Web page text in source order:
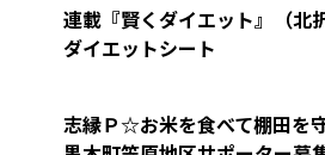
連載『賢くダイエット』（北
ダイエットシート
志縁Ｐ☆お米を食べて棚田を